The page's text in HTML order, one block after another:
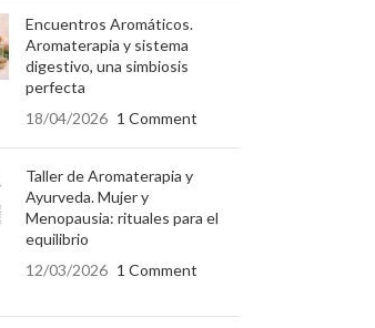
Encuentros Aromáticos.
Aromaterapia y sistema
digestivo, una simbiosis
perfecta
18/04/2026 1 Comment
Taller de Aromaterapia y
Ayurveda. Mujer y
Menopausia: rituales para el
equilibrio
12/03/2026 1 Comment